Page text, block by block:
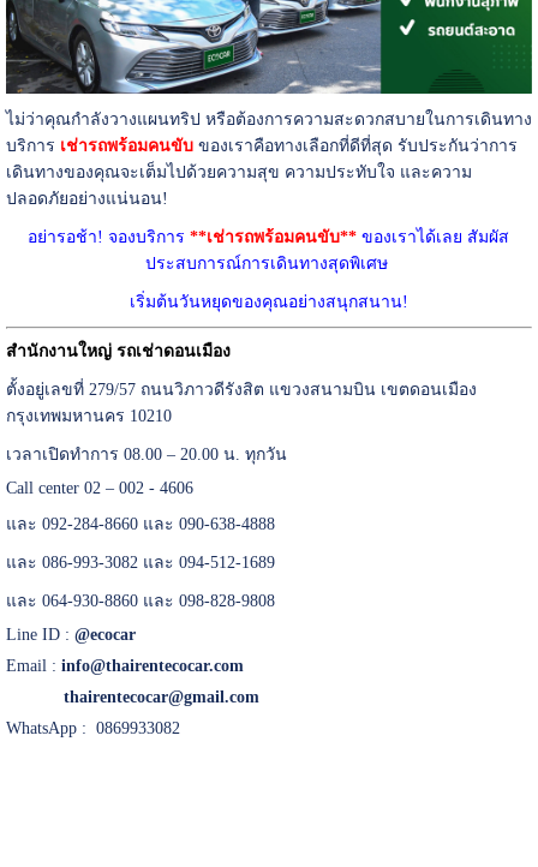
ไม่ว่าคุณกำลังวางแผนทริป หรือต้องการความสะดวกสบายในการเดินทาง
บริการ เช่ารถพร้อมคนขับ ของเราคือทางเลือกที่ดีที่สุด รับประกันว่าการ
เดินทางของคุณจะเต็มไปด้วยความสุข ความประทับใจ และความ
ปลอดภัยอย่างแน่นอน!
อย่ารอช้า! จองบริการ **เช่ารถพร้อมคนขับ** ของเราได้เลย สัมผัส
ประสบการณ์การเดินทางสุดพิเศษ
เริ่มต้นวันหยุดของคุณอย่างสนุกสนาน!
สำนักงานใหญ่ รถเช่าดอนเมือง
ตั้งอยู่เลขที่ 279/57 ถนนวิภาวดีรังสิต แขวงสนามบิน เขตดอนเมือง
กรุงเทพมหานคร 10210
เวลาเปิดทำการ 08.00 – 20.00 น. ทุกวัน
Call center 02 – 002 - 4606
และ 092-284-8660 และ 090-638-4888
และ 086-993-3082 และ 094-512-1689
และ 064-930-8860 และ 098-828-9808
Line ID : @ecocar
Email : info@thairentecocar.com
thairentecocar@gmail.com
WhatsApp : 0869933082